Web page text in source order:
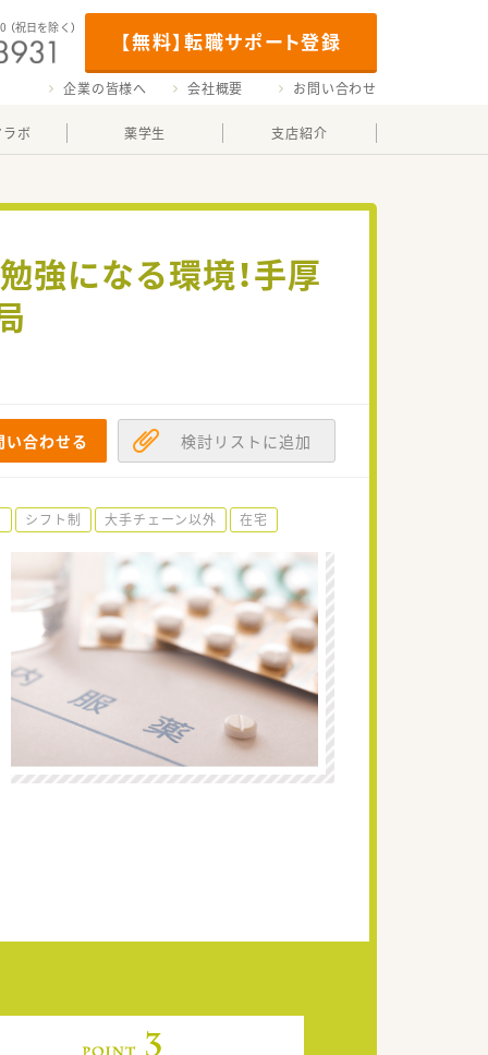
【無料】転職サポート登録
（祝日を除く）
企業の皆様へ 会社概要 お問い合わせ
ボ 薬学生 支店紹介
強になる環境！手厚
合わせる 検討リストに追加
シフト制 大手チェーン以外 在宅